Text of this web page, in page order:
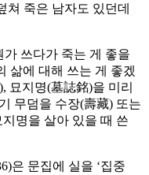
쳐 죽은 남자도 있던데
쓰다가 죽는 게 좋을
삶에 대해 쓰는 게 좋겠
묘지명(墓誌銘)을 미리
무덤을 수장(壽藏) 또는
명을 살아 있을 때 쓴
은 문집에 실을 ‘집중